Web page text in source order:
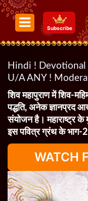
Subscribe
Hindi ! Devotional
U/A ANY !
शिव महापुराण में शिव-
पद्धति, अनेक ज्ञानप्रद
संयोजन है। महाराष्ट्र के
इस पवित्र ग्रंथ के भाग-2
WATCH